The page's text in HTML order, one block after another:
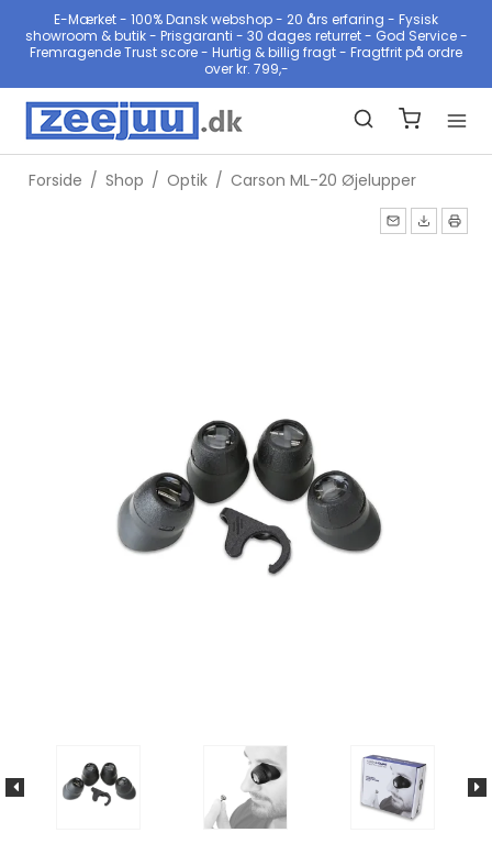
E-Mærket - 100% Dansk webshop - 20 års erfaring - Fysisk
showroom & butik - Prisgaranti - 30 dages returret - God Service -
Fremragende Trust score - Hurtig & billig fragt - Fragtfrit på ordre
over kr. 799,-
Forside / Shop / Optik / Carson ML-20 Øjelupper